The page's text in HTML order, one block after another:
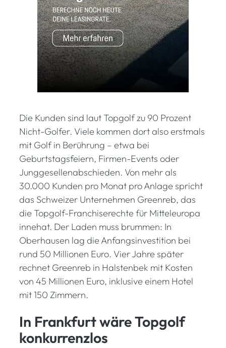
Die Kunden sind laut Topgolf zu 90 Prozent
Nicht-Golfer. Viele kommen dort also erstmals
mit Golf in Berührung – etwa bei
Geburtstagsfeiern, Firmen-Events oder
Junggesellenabschieden. Von mehr als
30.000 Kunden pro Monat pro Anlage spricht
das Schweizer Unternehmen Greenreb, das
die Topgolf-Franchiserechte für Mitteleuropa
innehat. Der Laden muss brummen: In
Oberhausen lag die Anfangsinvestition bei
rund 50 Millionen Euro. Vier Jahre später
rechnet Greenreb in Halstenbek mit Kosten
von 45 Millionen Euro, inklusive einem Hotel
mit 150 Zimmern.
In Frankfurt wäre Topgolf
konkurrenzlos